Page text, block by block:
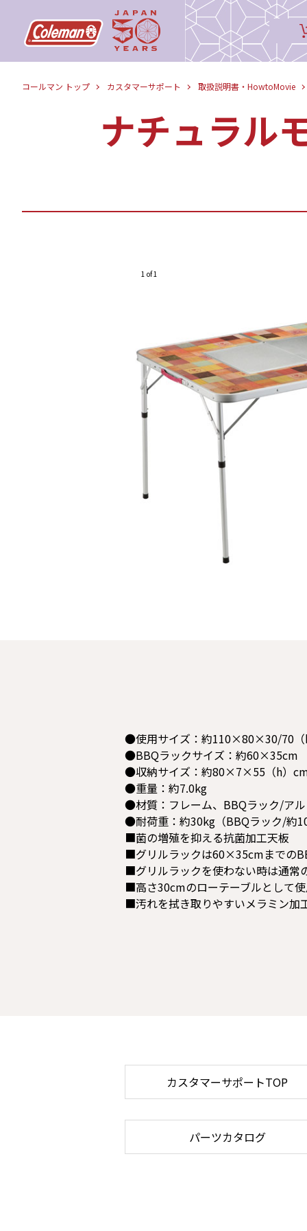
コールマン トップ カスタマーサポート 取扱説明書・HowtoMovie
ナチュラル
1 of 1
●使用サイズ：約110×80×30/70（
●BBQラックサイズ：約60×35cm
●収納サイズ：約80×7×55（h）
●重量：約7.0kg
●材質：フレーム、BBQラック/ア
●耐荷重：約30kg（BBQラック/約
■菌の増殖を抑える抗菌加工天板
■グリルラックは60×35cmまでの
■グリルラックを使わない時は通常
■高さ30cmのローテーブルとして
■汚れを拭き取りやすいメラミン加
カスタマーサポートTOP
パーツカタログ